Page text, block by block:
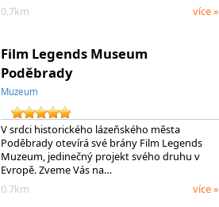
0.7km
více »
Film Legends Museum
Poděbrady
Muzeum
V srdci historického lázeňského města
Poděbrady otevírá své brány Film Legends
Muzeum, jedinečný projekt svého druhu v
Evropě. Zveme Vás na…
0.7km
více »